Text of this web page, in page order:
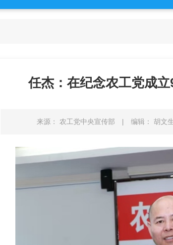
任杰：在纪念农工党成
来源： 农工党中央宣传部 | 编辑： 胡文